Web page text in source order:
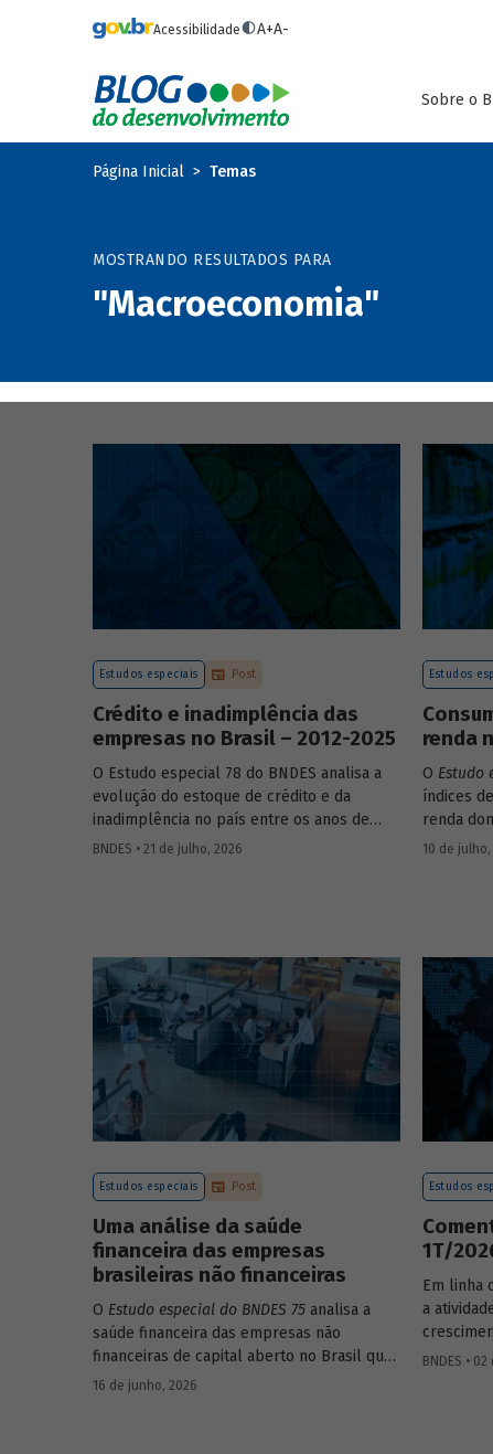
Acessibilidade A+A-
Sobre o
Página Inicial Temas
MOSTRANDO RESULTADOS PARA
"Macroeconomia"
Estudos especiais Post
Crédito e inadimplência das
empresas no Brasil – 2012-2025
O Estudo especial 78 do BNDES analisa a
evolução do estoque de crédito e da
inadimplência no país entre os anos de
2012 e 2025, explorando dois recortes
BNDES • 21 de julho, 2026
Estudos
renda
O Estudo
índices
renda
durante
10 de julho,
Estudos especiais Post
Uma análise da saúde
financeira das empresas
brasileiras não financeiras
O Estudo especial do BNDES 75 analisa a
saúde financeira das empresas não
financeiras de capital aberto no Brasil que
apresentaram negociação em bolsa de
16 de junho, 2026
Estudos
1T/
Em linha
a
BNDES •